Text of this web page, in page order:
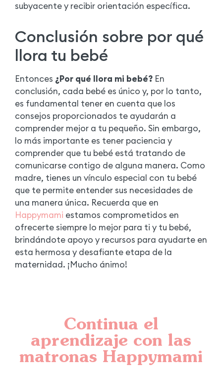
subyacente y recibir orientación específica.
Conclusión sobre por qué
llora tu bebé
Entonces ¿Por qué llora mi bebé? En
conclusión, cada bebé es único y, por lo tanto,
es fundamental tener en cuenta que los
consejos proporcionados te ayudarán a
comprender mejor a tu pequeño. Sin embargo,
lo más importante es tener paciencia y
comprender que tu bebé está tratando de
comunicarse contigo de alguna manera. Como
madre, tienes un vínculo especial con tu bebé
que te permite entender sus necesidades de
una manera única. Recuerda que en
Happymami estamos comprometidos en
ofrecerte siempre lo mejor para ti y tu bebé,
brindándote apoyo y recursos para ayudarte en
esta hermosa y desafiante etapa de la
maternidad. ¡Mucho ánimo!
Continua el
aprendizaje con las
matronas Happymami​